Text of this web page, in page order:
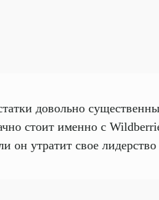
довольно
стоит именно с
он утратит свое